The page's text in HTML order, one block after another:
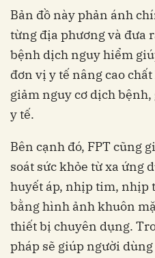
Bản đồ này phản ánh
từng địa phương và đưa
bệnh dịch nguy hiểm
đơn vị y tế nâng cao
giảm nguy cơ dịch
soát sức khỏe từ xa ứng
huyết áp, nhịp tim, nhịp
bằng hình ảnh khuôn
thiết bị chuyên dụng.
pháp sẽ giúp người